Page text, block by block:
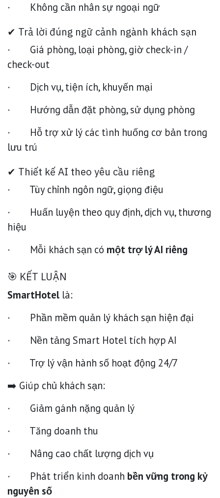
· Không cần nhân sự ngoại ngữ
✔ Trả lời đúng ngữ cảnh ngành khách sạn
· Giá phòng, loại phòng, giờ check-in /
check-out
· Dịch vụ, tiện ích, khuyến mại
· Hướng dẫn đặt phòng, sử dụng phòng
· Hỗ trợ xử lý các tình huống cơ bản trong
lưu trú
✔ Thiết kế AI theo yêu cầu riêng
· Tùy chỉnh ngôn ngữ, giọng điệu
· Huấn luyện theo quy định, dịch vụ, thương
hiệu
· Mỗi khách sạn có một trợ lý AI riêng
🎯 KẾT LUẬN
SmartHotel là:
· Phần mềm quản lý khách sạn hiện đại
· Nền tảng Smart Hotel tích hợp AI
· Trợ lý vận hành số hoạt động 24/7
➡️ Giúp chủ khách sạn:
· Giảm gánh nặng quản lý
· Tăng doanh thu
· Nâng cao chất lượng dịch vụ
· Phát triển kinh doanh bền vững trong kỷ
nguyên số